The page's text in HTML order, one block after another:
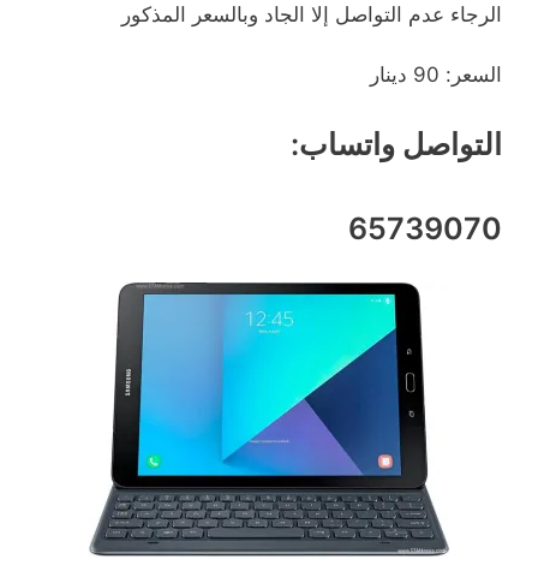
الرجاء عدم التواصل إلا الجاد وبالسعر المذكور
السعر: 90 دينار
التواصل واتساب:
65739070